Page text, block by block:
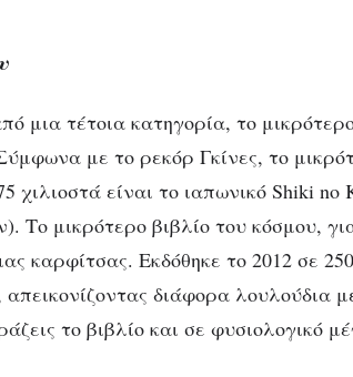
μια τέτοια κατηγορία, το
με το ρεκόρ Γκίνες, το
χιλιοστά είναι το ιαπωνικό Shiki no
Το μικρότερο βιβλίο του κόσμου,
καρφίτσας. Εκδόθηκε το 2012 σε
διάφορα λουλούδια
το βιβλίο και σε φυσιολογικό